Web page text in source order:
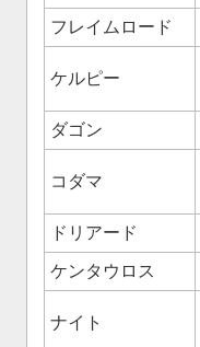
フレイムロード
ケルピー
ダゴン
コダマ
ドリアード
ケンタウロス
ナイト